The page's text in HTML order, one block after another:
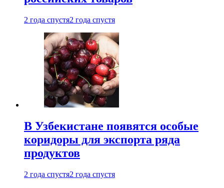
2 года спустя2 года спустя
В Узбекистане появятся особые
коридоры для экспорта ряда
продуктов
2 года спустя2 года спустя